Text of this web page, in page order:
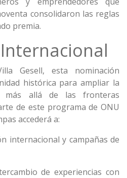
consolidaron las reglas
premia.
Gesell, esta nominación
histórica para ampliar la
más allá de las fronteras
de este programa de ONU
accederá a:
internacional y campañas de
de experiencias con